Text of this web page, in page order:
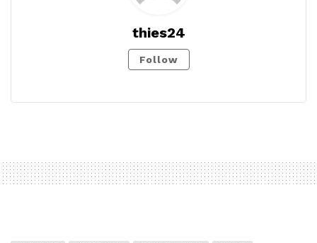
thies24
Follow